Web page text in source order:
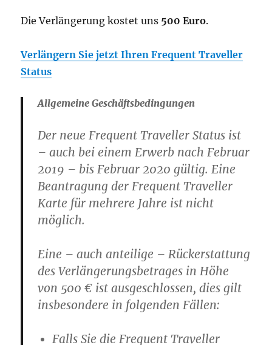
Die Verlängerung kostet uns 500 Euro.
Verlängern Sie jetzt Ihren Frequent Traveller
Status
Allgemeine Geschäftsbedingungen
Der neue Frequent Traveller Status ist
– auch bei einem Erwerb nach Februar
2019 – bis Februar 2020 gültig. Eine
Beantragung der Frequent Traveller
Karte für mehrere Jahre ist nicht
möglich.
Eine – auch anteilige – Rückerstattung
des Verlängerungsbetrages in Höhe
von 500 € ist ausgeschlossen, dies gilt
insbesondere in folgenden Fällen:
Falls Sie die Frequent Traveller